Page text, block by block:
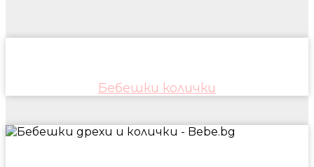
Бебешки колички